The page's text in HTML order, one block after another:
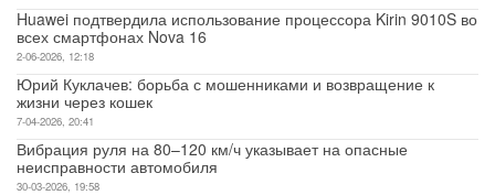
Huawei подтвердила использование процессора Kirin 9010S во
всех смартфонах Nova 16
2-06-2026, 12:18
Юрий Куклачев: борьба с мошенниками и возвращение к
жизни через кошек
7-04-2026, 20:41
Вибрация руля на 80–120 км/ч указывает на опасные
неисправности автомобиля
30-03-2026, 19:58